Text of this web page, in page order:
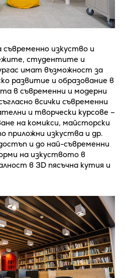
изкуство и
студентите и
имат възможност за
развитие и образование в
в съвременни и модерни
всички съвременни
и творчески курсове –
на комикси, майсторски
приложни изкуства и др.
и до най-съвременни
на изкуството в
в 3D пясъчна кутия и